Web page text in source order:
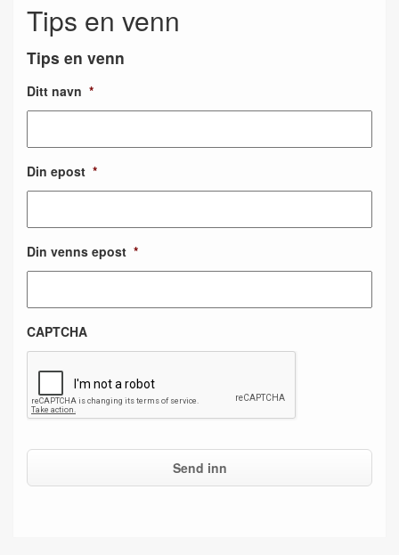
Tips en venn
Tips en venn
Ditt navn *
Din epost *
Din venns epost *
CAPTCHA